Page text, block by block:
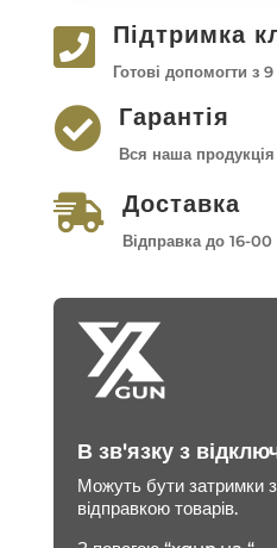
 Підтримка
Готові допомогти з
 Гарантія
Вся наша
 Доставка
Відправка до 16-00
В зв'язку з
Можуть бути затримки
відправкою товарів.